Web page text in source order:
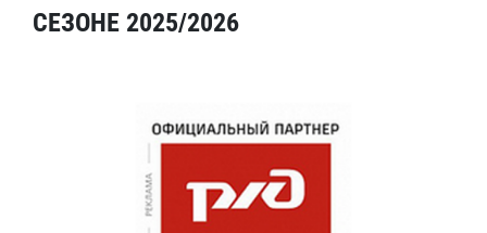
СЕЗОНЕ 2025/2026